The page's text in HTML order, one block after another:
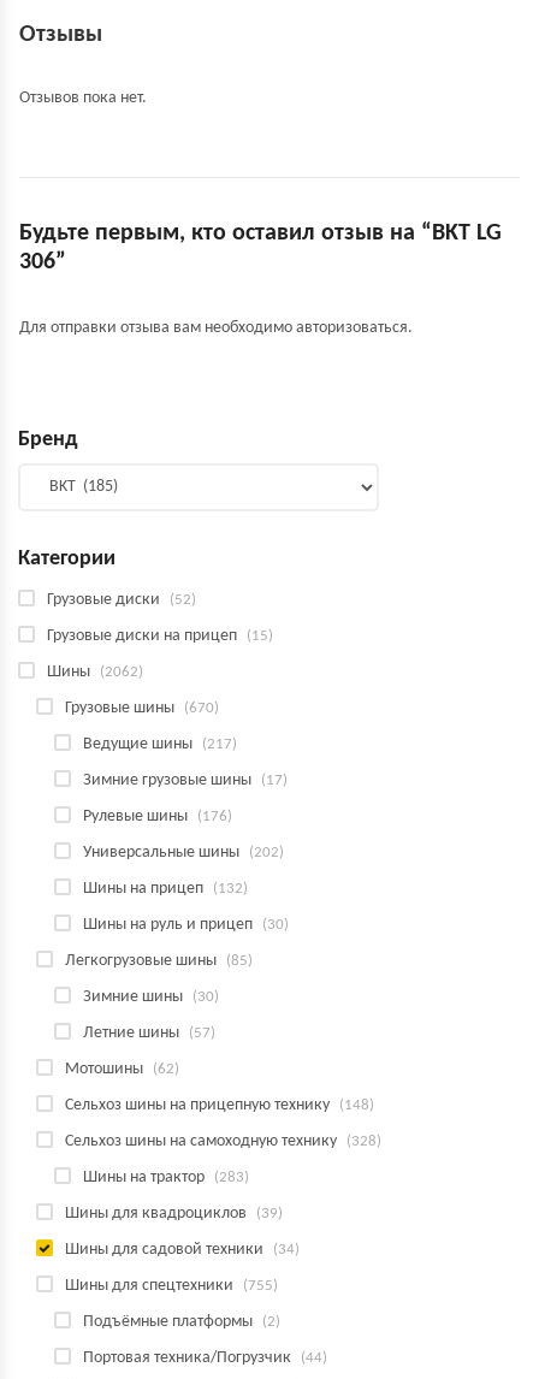
Отзывы
Отзывов пока нет.
Будьте первым, кто оставил отзыв на “BKT LG
306”
Для отправки отзыва вам необходимо авторизоваться.
Бренд
Категории
Грузовые диски (52)
Грузовые диски на прицеп (15)
Шины (2062)
Грузовые шины (670)
Ведущие шины (217)
Зимние грузовые шины (17)
Рулевые шины (176)
Универсальные шины (202)
Шины на прицеп (132)
Шины на руль и прицеп (30)
Легкогрузовые шины (85)
Зимние шины (30)
Летние шины (57)
Мотошины (62)
Сельхоз шины на прицепную технику (148)
Сельхоз шины на самоходную технику (328)
Шины на трактор (283)
Шины для квадроциклов (39)
Шины для садовой техники (34)
Шины для спецтехники (755)
Подъёмные платформы (2)
Портовая техника/Погрузчик (44)